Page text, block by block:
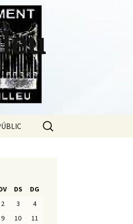
Cerca:
DS DG
2 3
4
9 10
11